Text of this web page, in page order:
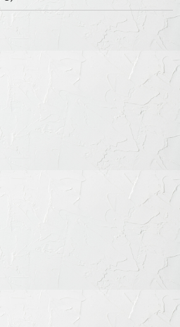
ダードで確実な矯正
正方法で、歯の表側にブラケット
かしていきます。目立ちやすいと
、コントロール性に優れ、幅広い
は、審美性に配慮した目立ちにく
ワイトワイヤーを用いた装置を選
っています。
▶︎ 「表側矯正」について詳しく見る